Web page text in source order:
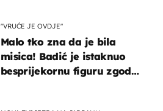
"VRUĆE JE OVDJE"
Malo tko zna da je bila
misica! Badić je istaknuo
besprijekornu figuru zgodne